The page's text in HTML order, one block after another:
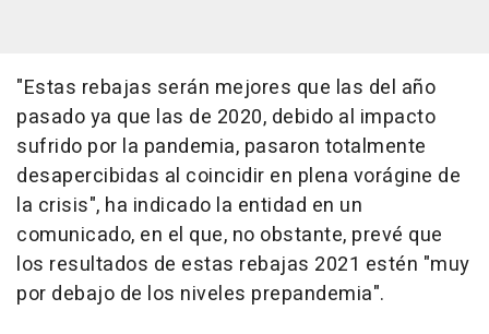
"Estas rebajas serán mejores que las del año
pasado ya que las de 2020, debido al impacto
sufrido por la pandemia, pasaron totalmente
desapercibidas al coincidir en plena vorágine de
la crisis", ha indicado la entidad en un
comunicado, en el que, no obstante, prevé que
los resultados de estas rebajas 2021 estén "muy
por debajo de los niveles prepandemia".